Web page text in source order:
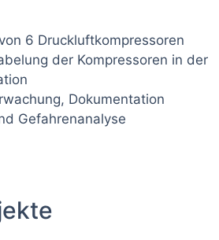
6 Druckluftkompressoren
der Kompressoren in der
Dokumentation
Gefahrenanalyse